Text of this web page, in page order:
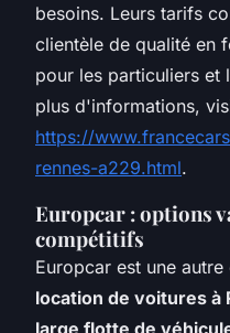
besoins. Leurs tarifs
clientèle de qualité en
pour les particuliers et
plus d'informations,
https://
rennes-a229.html.
Europcar : options
compétitifs
Europcar est une
location de voitures à
large flotte de